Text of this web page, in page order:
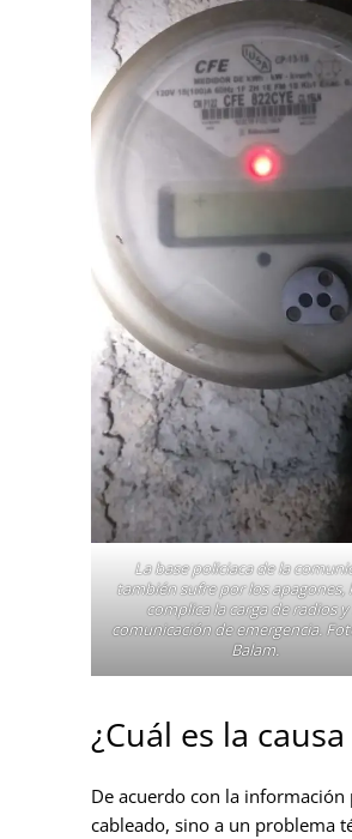
La base policiaca de la
también sufre por los apagones,
complica la carga de radios y
comunicación de emergencia.
Balam.
¿Cuál es la
De acuerdo con la
cableado, sino a un problema